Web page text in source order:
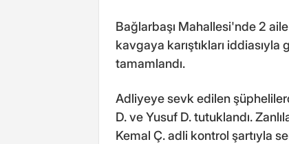
Bağlarbaşı Mahallesi'nde 2
kavgaya karıştıkları iddiasıyla
tamamlandı.
Adliyeye sevk edilen
D. ve Yusuf D. tutuklandı.
Kemal Ç. adli kontrol şartıyla